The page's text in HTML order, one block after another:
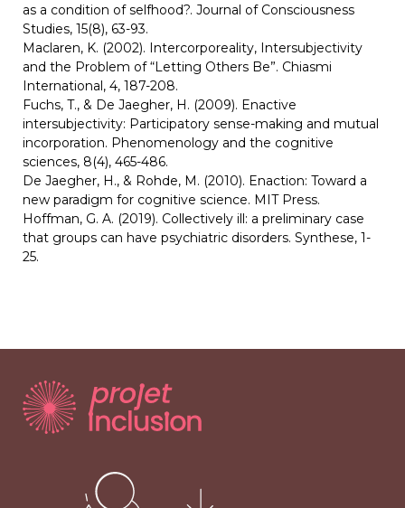
as a condition of selfhood?. Journal of Consciousness
Studies, 15(8), 63-93.
Maclaren, K. (2002). Intercorporeality, Intersubjectivity
and the Problem of “Letting Others Be”. Chiasmi
International, 4, 187-208.
Fuchs, T., & De Jaegher, H. (2009). Enactive
intersubjectivity: Participatory sense-making and mutual
incorporation. Phenomenology and the cognitive
sciences, 8(4), 465-486.
De Jaegher, H., & Rohde, M. (2010). Enaction: Toward a
new paradigm for cognitive science. MIT Press.
Hoffman, G. A. (2019). Collectively ill: a preliminary case
that groups can have psychiatric disorders. Synthese, 1-
25.